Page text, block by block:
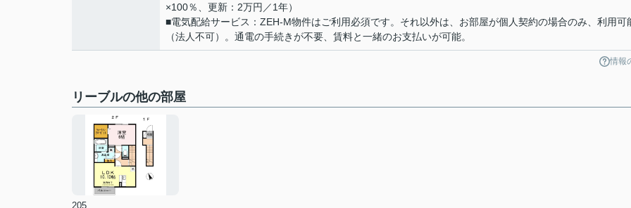
×100％、更新：2万円／1年）
■電気配給サービス：ZEH-M物件はご利用必須です。それ以外は、お部屋が個人契約の場合のみ、利用可
（法人不可）。通電の手続きが不要、賃料と一緒のお支払いが可能。
情報
リーブルの他の部屋
205